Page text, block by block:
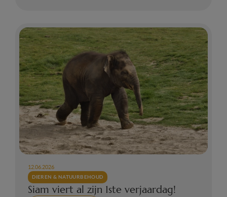
12.06.2026
DIEREN & NATUURBEHOUD
Siam viert al zijn 1ste verjaardag!